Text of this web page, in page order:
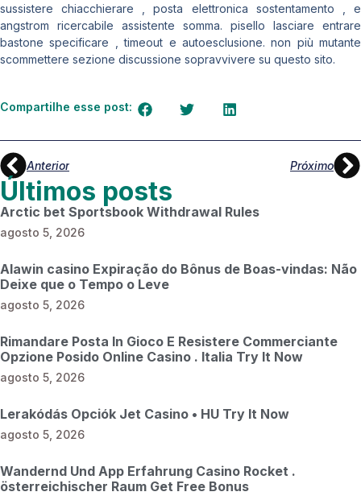
sussistere chiacchierare , posta elettronica sostentamento , e
angstrom ricercabile assistente somma. pisello lasciare entrare
bastone specificare , timeout e autoesclusione. non più mutante
scommettere sezione discussione sopravvivere su questo sito.
Compartilhe esse post:
Anterior Próximo
Últimos posts
Arctic bet Sportsbook Withdrawal Rules
agosto 5, 2026
Alawin casino Expiração do Bônus de Boas-vindas: Não
Deixe que o Tempo o Leve
agosto 5, 2026
Rimandare Posta In Gioco E Resistere Commerciante
Opzione Posido Online Casino . Italia Try It Now
agosto 5, 2026
Lerakódás Opciók Jet Casino • HU Try It Now
agosto 5, 2026
Wandernd Und App Erfahrung Casino Rocket .
österreichischer Raum Get Free Bonus